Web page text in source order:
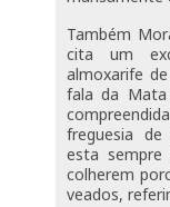
Também
cita um
almoxarife
fala da Mata
freguesia
esta
colherem
veados,